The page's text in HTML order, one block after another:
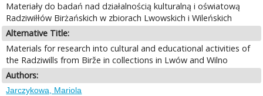
Materiały do badań nad działalnością kulturalną i oświatową
Radziwiłłów Birżańskich w zbiorach Lwowskich i Wileńskich
Alternative Title:
Materials for research into cultural and educational activities of
the Radziwills from Birže in collections in Lwów and Wilno
Authors:
Jarczykowa, Mariola